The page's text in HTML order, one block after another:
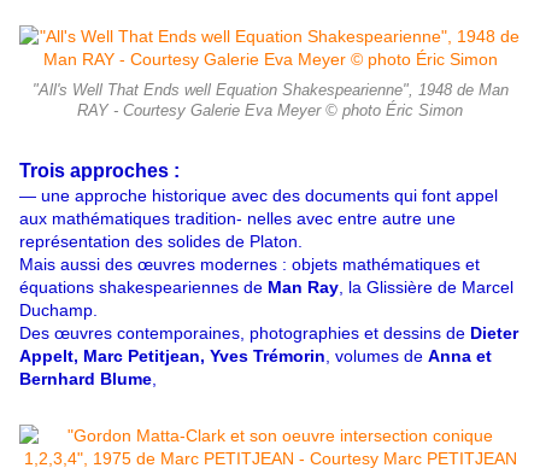
"All's Well That Ends well Equation Shakespearienne", 1948 de Man
RAY - Courtesy Galerie Eva Meyer © photo Éric Simon
Trois approches :
— une approche historique avec des documents qui font appel
aux mathématiques tradition- nelles avec entre autre une
représentation des solides de Platon.
Mais aussi des œuvres modernes : objets mathématiques et
équations shakespeariennes de Man Ray , la Glissière de Marcel
Duchamp.
Des œuvres contemporaines, photographies et dessins de Dieter
Appelt, Marc Petitjean, Yves Trémorin , volumes de Anna et
Bernhard Blume